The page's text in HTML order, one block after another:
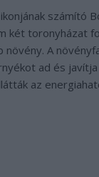
számító
két toronyházat
A
ad és
az